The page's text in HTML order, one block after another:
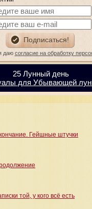
даю согласие на обработку
25 Лунный день
для Убывающей
Гейшные штучки
той, у кого всё есть